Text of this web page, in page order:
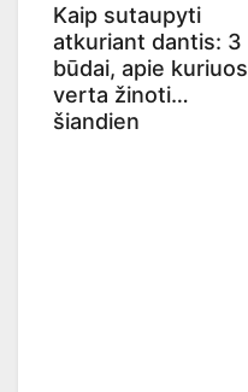
Kaip sutaupyti
atkuriant dantis: 3
būdai, apie kuriuos
verta žinoti
šiandien